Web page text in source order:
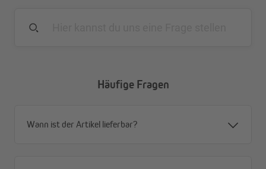
Häufige Fragen
Wann ist der Artikel lieferbar?